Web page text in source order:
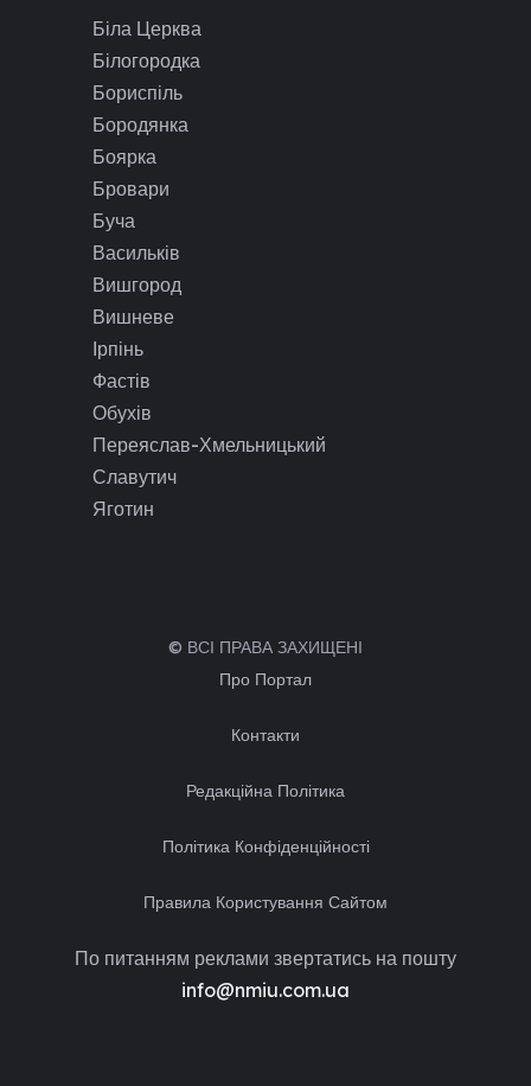
Біла Церква
Білогородка
Бориспіль
Бородянка
Боярка
Бровари
Буча
Васильків
Вишгород
Вишневе
Ірпінь
Фастів
Обухів
Переяслав-Хмельницький
Славутич
Яготин
© ВСІ ПРАВА ЗАХИЩЕНІ
Про Портал
Контакти
Редакційна Політика
Політика Конфіденційності
Правила Користування Сайтом
По питанням реклами звертатись на пошту
info@nmiu.com.ua